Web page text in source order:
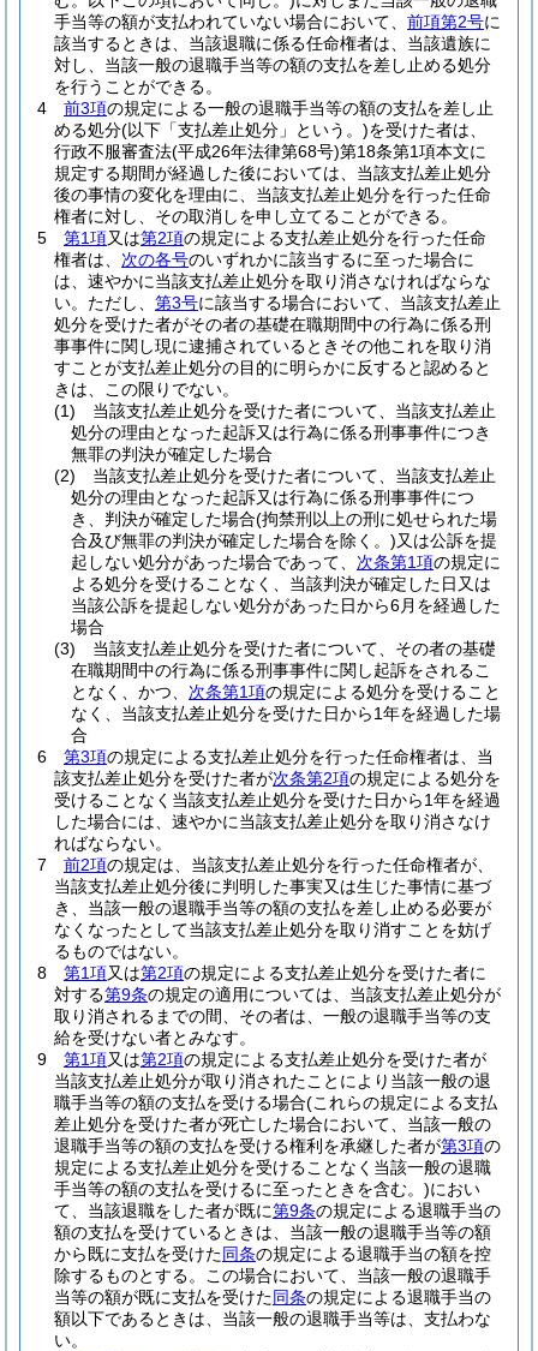
手当等の額が支払われていない場合において、 前項第2号に
該当するときは、当該退職に係る任命権者は、当該遺族に
対し、当該一般の退職手当等の額の支払を差し止める処分
を行うことができる。
4
前3項の規定による一般の退職手当等の額の支払を差し止
める処分(以下「支払差止処分」という。)を受けた者は、
行政不服審査法(平成26年法律第68号)第18条第1項本文に
規定する期間が経過した後においては、当該支払差止処分
後の事情の変化を理由に、当該支払差止処分を行った任命
権者に対し、その取消しを申し立てることができる。
5
第1項又は第2項の規定による支払差止処分を行った任命
権者は、 次の各号のいずれかに該当するに至った場合に
は、速やかに当該支払差止処分を取り消さなければならな
い。 ただし、 第3号に該当する場合において、当該支払差止
処分を受けた者がその者の基礎在職期間中の行為に係る刑
事事件に関し現に逮捕されているときその他これを取り消
すことが支払差止処分の目的に明らかに反すると認めると
きは、この限りでない。
(1)
当該支払差止処分を受けた者について、当該支払差止
処分の理由となった起訴又は行為に係る刑事事件につき
無罪の判決が確定した場合
(2)
当該支払差止処分を受けた者について、当該支払差止
処分の理由となった起訴又は行為に係る刑事事件につ
き、判決が確定した場合(拘禁刑以上の刑に処せられた場
合及び無罪の判決が確定した場合を除く。)又は公訴を提
起しない処分があった場合であって、 次条第1項の規定に
よる処分を受けることなく、当該判決が確定した日又は
当該公訴を提起しない処分があった日から6月を経過した
場合
(3)
当該支払差止処分を受けた者について、その者の基礎
在職期間中の行為に係る刑事事件に関し起訴をされるこ
となく、かつ、 次条第1項の規定による処分を受けること
なく、当該支払差止処分を受けた日から1年を経過した場
合
6
第3項の規定による支払差止処分を行った任命権者は、当
該支払差止処分を受けた者が次条第2項の規定による処分を
受けることなく当該支払差止処分を受けた日から1年を経過
した場合には、速やかに当該支払差止処分を取り消さなけ
ればならない。
7
前2項の規定は、当該支払差止処分を行った任命権者が、
当該支払差止処分後に判明した事実又は生じた事情に基づ
き、当該一般の退職手当等の額の支払を差し止める必要が
なくなったとして当該支払差止処分を取り消すことを妨げ
るものではない。
8
第1項又は第2項の規定による支払差止処分を受けた者に
対する第9条の規定の適用については、当該支払差止処分が
取り消されるまでの間、その者は、一般の退職手当等の支
給を受けない者とみなす。
9
第1項又は第2項の規定による支払差止処分を受けた者が
当該支払差止処分が取り消されたことにより当該一般の退
職手当等の額の支払を受ける場合(これらの規定による支払
差止処分を受けた者が死亡した場合において、当該一般の
退職手当等の額の支払を受ける権利を承継した者が第3項の
規定による支払差止処分を受けることなく当該一般の退職
手当等の額の支払を受けるに至ったときを含む。)におい
て、当該退職をした者が既に第9条の規定による退職手当の
額の支払を受けているときは、当該一般の退職手当等の額
から既に支払を受けた同条の規定による退職手当の額を控
除するものとする。
この場合において、当該一般の退職手
当等の額が既に支払を受けた同条の規定による退職手当の
額以下であるときは、当該一般の退職手当等は、支払わな
い。